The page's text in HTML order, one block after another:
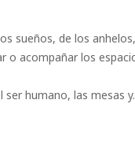
sueños, de los
o acompañar los
ser humano, las mesas